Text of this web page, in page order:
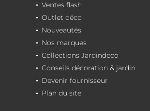
Ventes flash
Outlet déco
Nouveautés
Nos marques
Collections Jardindeco
Conseils décoration & jardin
Devenir fournisseur
Plan du site